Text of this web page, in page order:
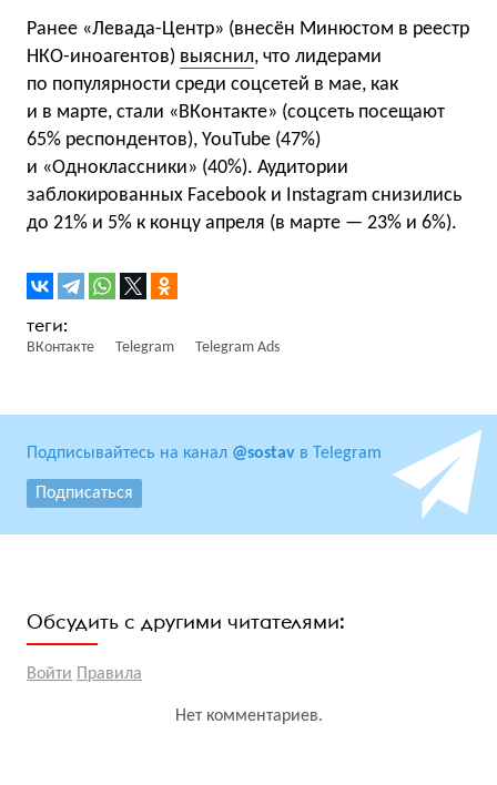
Ранее «Левада-Центр» (внесён Минюстом в реестр
НКО-иноагентов) выяснил, что лидерами
по популярности среди соцсетей в мае, как
и в марте, стали «ВКонтакте» (соцсеть посещают
65% респондентов), YouTube (47%)
и «Одноклассники» (40%). Аудитории
заблокированных Facebook и Instagram снизились
до 21% и 5% к концу апреля (в марте — 23% и 6%).
ВКонтакте Telegram Telegram Ads
Подписывайтесь на канал @sostav в Telegram
Подписаться
Обсудить с другими читателями:
Войти Правила
Нет комментариев.